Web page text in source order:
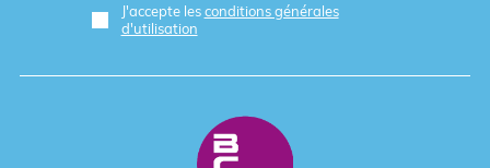
J'accepte lesconditions générales
d'utilisation